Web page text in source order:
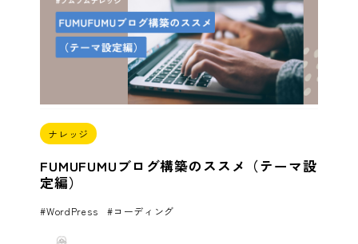
ナレッジ
FUMUFUMUブログ構築のススメ（テーマ設
定編）
WordPress コーディング